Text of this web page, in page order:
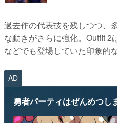
過去作の代表技を残しつつ、
な動きがさらに強化。Outfit 2
などでも登場していた印象的
AD
勇者パーティはぜんめつし